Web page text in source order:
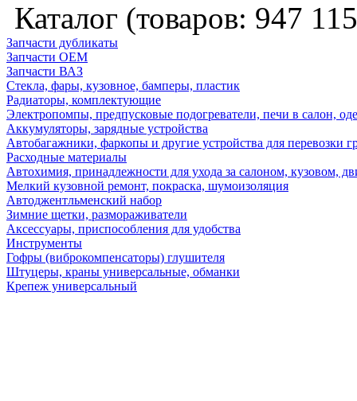
Каталог (товаров: 947
Запчасти дубликаты
Запчасти ОЕМ
Запчасти ВАЗ
Стекла, фары, кузовное, бамперы, пластик
Радиаторы, комплектующие
Электропомпы, предпусковые подогреватели, печи в салон,
Аккумуляторы, зарядные устройства
Автобагажники, фаркопы и другие устройства для перевозки
Расходные материалы
Автохимия, принадлежности для ухода за салоном, кузовом,
Мелкий кузовной ремонт, покраска, шумоизоляция
Автоджентльменский набор
Зимние щетки, размораживатели
Аксессуары, приспособления для удобства
Инструменты
Гофры (виброкомпенсаторы) глушителя
Штуцеры, краны универсальные, обманки
Крепеж универсальный